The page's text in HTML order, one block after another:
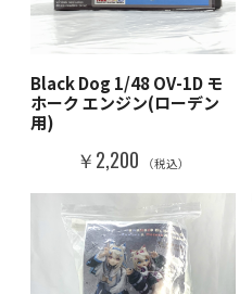
Black Dog 1/48 OV-1D モ
ホーク エンジン(ローデン
用)
￥2,200 （税込）